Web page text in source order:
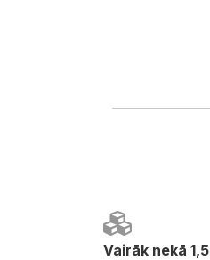
Vairāk nekā 1,5